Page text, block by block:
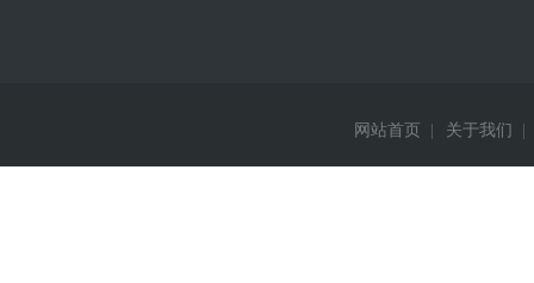
网站首页 关于我们